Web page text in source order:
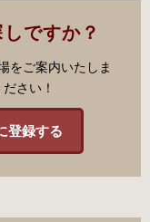
ですか？
をご案内いたしま
さい！
登録する